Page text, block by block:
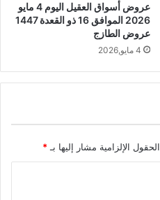
عروض أسواق العقيل اليوم 4 مايو
2026 الموافق 16 ذو القعدة 1447
عروض الطازج
4 مايو,2026
الحقول الإلزامية مشار إليها بـ*